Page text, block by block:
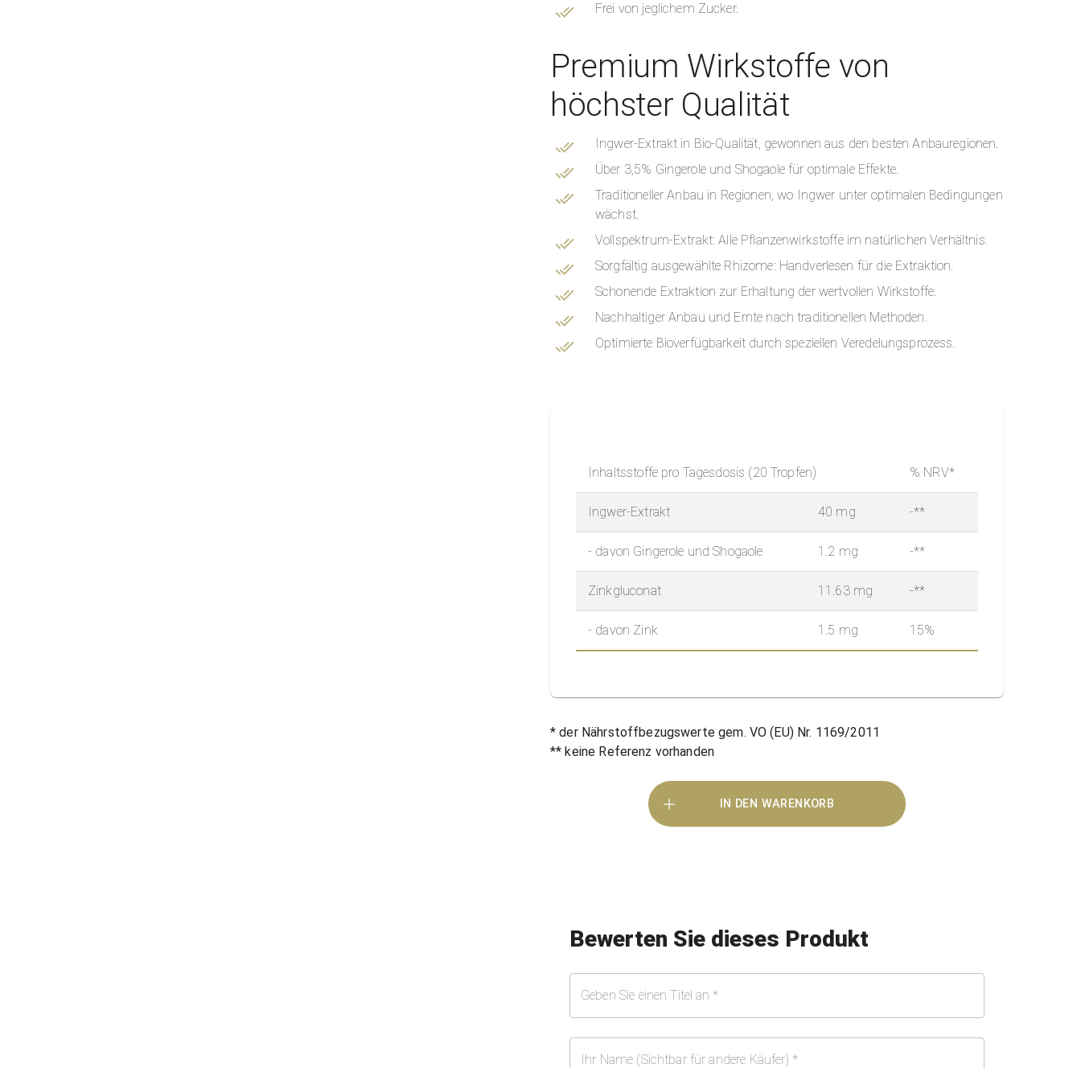
Frei von jeglichem Zucker.
Premium Wirkstoffe von
höchster Qualität
Ingwer-Extrakt in Bio-Qualität, gewonnen aus den besten Anbauregionen.
Über 3,5% Gingerole und Shogaole für optimale Effekte.
Traditioneller Anbau in Regionen, wo Ingwer unter optimalen Bedingungen
wächst.
Vollspektrum-Extrakt: Alle Pflanzenwirkstoffe im natürlichen Verhältnis.
Sorgfältig ausgewählte Rhizome: Handverlesen für die Extraktion.
Schonende Extraktion zur Erhaltung der wertvollen Wirkstoffe.
Nachhaltiger Anbau und Ernte nach traditionellen Methoden.
Optimierte Bioverfügbarkeit durch speziellen Veredelungsprozess.
Inhaltsstoffe pro Tagesdosis (20 Tropfen) % NRV*
Ingwer-Extrakt 40 mg -**
- davon Gingerole und Shogaole 1.2 mg -**
Zinkgluconat 11.63 mg -**
- davon Zink 1.5 mg 15%
* der Nährstoffbezugswerte gem. VO (EU) Nr. 1169/2011
** keine Referenz vorhanden
IN DEN WARENKORB
Bewerten Sie dieses Produkt
Geben Sie einen Titel an *
Ihr Name (Sichtbar für andere Käufer) *